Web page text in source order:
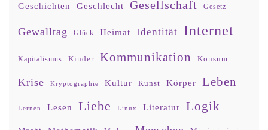
Geschichten Geschlecht Gesellschaft Gesetz
Gewalltag Glück Heimat Identität Internet
Kapitalismus Kinder Kommunikation Konsum
Krise Kryptographie Kultur Kunst Körper Leben
Lernen Lesen Liebe Linux Literatur Logik